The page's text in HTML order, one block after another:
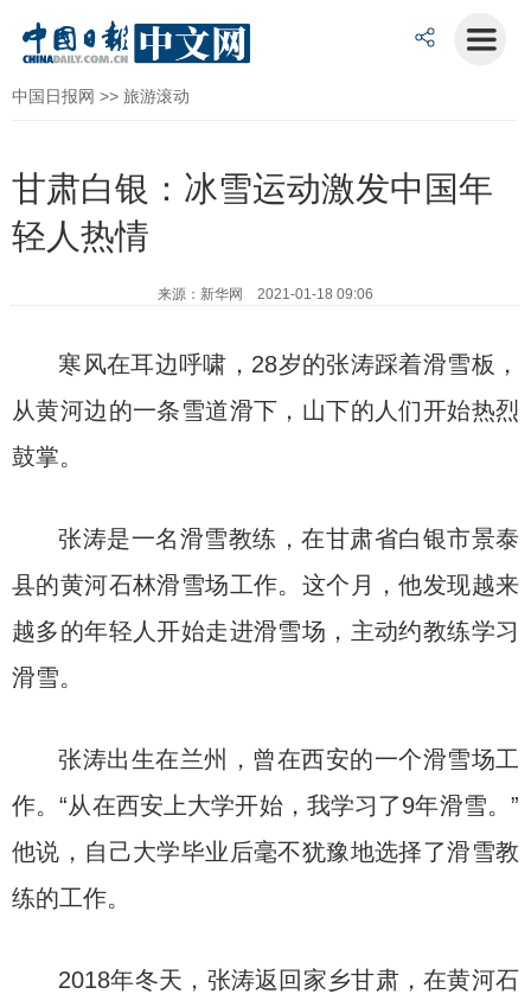
中国日报网 >> 旅游滚动
甘肃白银：冰雪运动激发中国年
轻人热情
来源：新华网 2021-01-18 09:06
寒风在耳边呼啸，28岁的张涛踩着滑雪板，
从黄河边的一条雪道滑下，山下的人们开始热烈
鼓掌。
张涛是一名滑雪教练，在甘肃省白银市景泰
县的黄河石林滑雪场工作。这个月，他发现越来
越多的年轻人开始走进滑雪场，主动约教练学习
滑雪。
张涛出生在兰州，曾在西安的一个滑雪场工
作。“从在西安上大学开始，我学习了9年滑雪。”
他说，自己大学毕业后毫不犹豫地选择了滑雪教
练的工作。
2018年冬天，张涛返回家乡甘肃，在黄河石